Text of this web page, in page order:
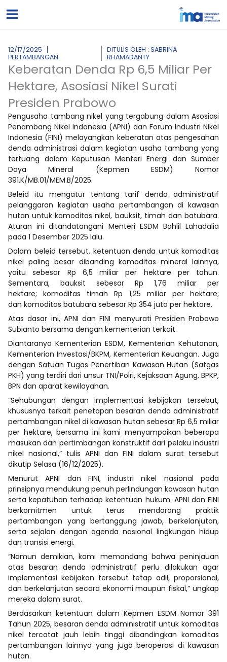
ke
12/17/2025
PERTAMBANGAN
DITULIS OLEH : SABRINA
RHAMADANTY
Keberatan Denda Rp 6,5 Miliar Per
Hektare, Asosiasi Nikel Surati
Presiden Prabowo
Pengusaha tambang nikel yang tergabung dalam Asosiasi
Penambang Nikel Indonesia (APNI) dan Forum Industri Nikel
Indonesia (FINI) melayangkan keberatan atas pengesahan
denda administrasi dalam kegiatan usaha tambang yang
tertuang dalam Keputusan Menteri Energi dan Sumber
Daya Mineral (Kepmen ESDM) Nomor
391.K/MB.01/MEM.B/2025.
Beleid itu mengatur tentang tarif denda administratif
pelanggaran kegiatan usaha pertambangan di kawasan
hutan untuk komoditas nikel, bauksit, timah dan batubara.
Aturan ini ditandatangani Menteri ESDM Bahlil Lahadalia
pada 1 Desember 2025 lalu.
Dalam beleid tersebut, ketentuan denda untuk komoditas
nikel paling besar dibanding komoditas mineral lainnya,
yaitu sebesar Rp 6,5 miliar per hektare per tahun.
Sementara, bauksit sebesar Rp 1,76 miliar per
hektare; komoditas timah Rp 1,25 miliar per hektare;
dan komoditas batubara sebesar Rp 354 juta per hektare.
Atas dasar ini, APNI dan FINI menyurati Presiden Prabowo
Subianto bersama dengan kementerian terkait.
Diantaranya Kementerian ESDM, Kementerian Kehutanan,
Kementerian Investasi/BKPM, Kementerian Keuangan. Juga
dengan Satuan Tugas Penertiban Kawasan Hutan (Satgas
PKH) yang terdiri dari unsur TNI/Polri, Kejaksaan Agung, BPKP,
BPN dan aparat kewilayahan.
“Sehubungan dengan implementasi kebijakan tersebut,
khususnya terkait penetapan besaran denda administratif
pertambangan nikel di kawasan hutan sebesar Rp 6,5 miliar
per hektare, bersama ini kami menyampaikan beberapa
masukan dan pertimbangan konstruktif dari pelaku industri
nikel nasional,” tulis APNI dan FINI dalam surat tersebut
dikutip Selasa (16/12/2025).
Menurut APNI dan FINI, industri nikel nasional pada
prinsipnya mendukung penuh perlindungan kawasan hutan
serta kepatuhan terhadap ketentuan hukum. APNI dan FINI
berkomitmen untuk terus mendorong praktik
pertambangan yang bertanggung jawab, berkelanjutan,
serta sejalan dengan agenda nasional lingkungan hidup
dan transisi energi.
“Namun demikian, kami memandang bahwa peninjauan
atas besaran denda administratif perlu dilakukan agar
implementasi kebijakan tersebut tetap adil, proporsional,
dan berkelanjutan secara ekonomi maupun fiskal,” ungkap
mereka dalam surat.
Berdasarkan ketentuan dalam Kepmen ESDM Nomor 391
Tahun 2025, besaran denda administratif untuk komoditas
nikel tercatat jauh lebih tinggi dibandingkan komoditas
pertambangan lainnya yang juga beroperasi di kawasan
hutan.